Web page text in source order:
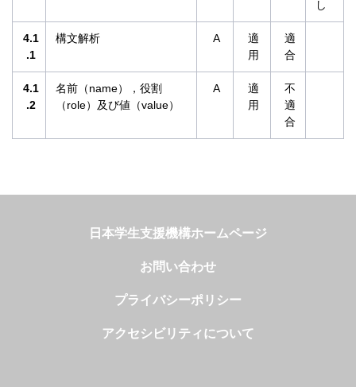
し
4.1
.1
構文解析 A
適
用
適
合
4.1
.2
名前（name），役割
（role）及び値（value）
A
適
用
不
適
合
日本学生支援機構ホームページ
お問い合わせ
プライバシーポリシー
アクセシビリティについて